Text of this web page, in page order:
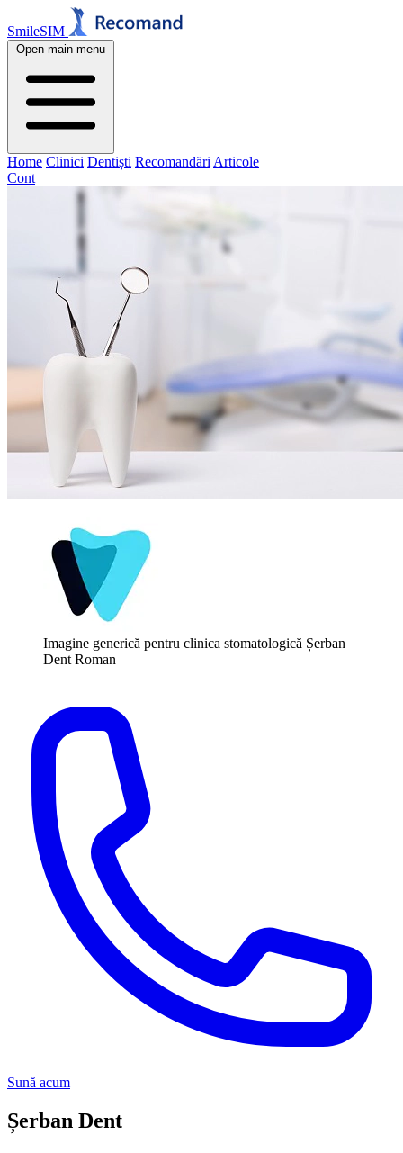
SmileSIM
Open main menu
Home Clinici Dentiști Recomandări Articole
Cont
Imagine generică pentru clinica stomatologică Șerban
Dent Roman
Sună acum
Șerban Dent